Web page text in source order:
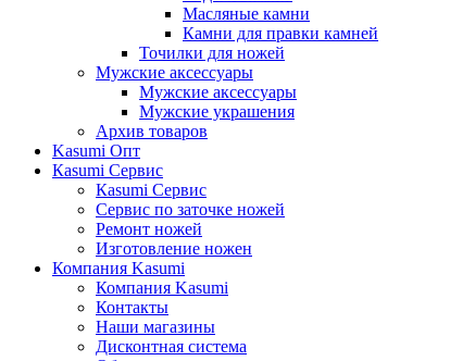
Масляные камни
Камни для правки камней
Точилки для ножей
Мужские аксессуары
Мужские аксессуары
Мужские украшения
Архив товаров
Kasumi Опт
Кasumi Сервис
Кasumi Сервис
Сервис по заточке ножей
Ремонт ножей
Изготовление ножен
Компания Kasumi
Компания Kasumi
Контакты
Наши магазины
Дисконтная система